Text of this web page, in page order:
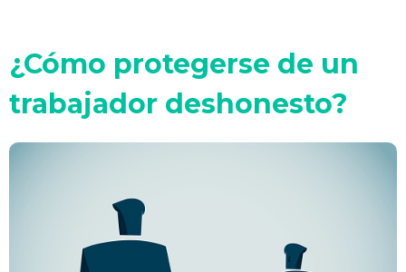
¿Cómo protegerse de un
trabajador deshonesto?